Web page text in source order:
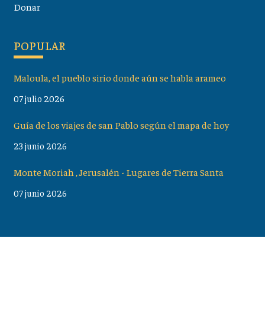
Donar
POPULAR
Maloula, el pueblo sirio donde aún se habla arameo
07 julio 2026
Guía de los viajes de san Pablo según el mapa de hoy
23 junio 2026
Monte Moriah , Jerusalén - Lugares de Tierra Santa
07 junio 2026